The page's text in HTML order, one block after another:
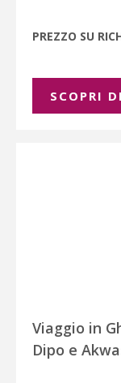
PREZZO SU
SCOPRI
Viaggio in
Dipo e